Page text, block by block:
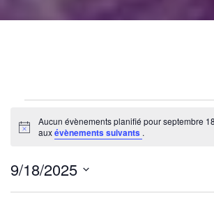
for
septembre
18,
2025
Notice
Aucun évènements planifié pour septembre
auxévènements suivants .
9/18/2025
Sélectionnez